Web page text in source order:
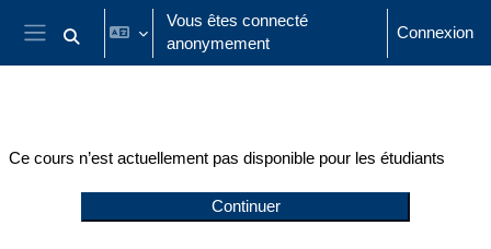
Passer au contenu principal
Panneau latéral
Activer/désactiver la saisie de recherche
Vous êtes connecté
anonymement
Connexion
Ce cours n’est actuellement pas disponible pour les étudiants
Continuer